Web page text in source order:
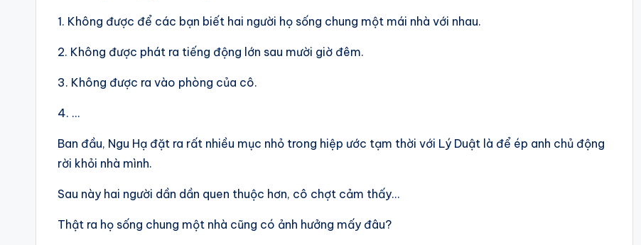
1. Không được để các bạn biết hai người họ sống chung một mái nhà với nhau.
2. Không được phát ra tiếng động lớn sau mười giờ đêm.
3. Không được ra vào phòng của cô.
4. …
Ban đầu, Ngu Hạ đặt ra rất nhiều mục nhỏ trong hiệp ước tạm thời với Lý Duật là để ép anh chủ động
rời khỏi nhà mình.
Sau này hai người dần dần quen thuộc hơn, cô chợt cảm thấy…
Thật ra họ sống chung một nhà cũng có ảnh hưởng mấy đâu?